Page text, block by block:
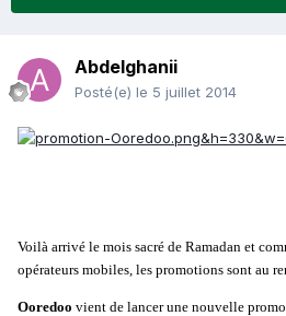
Abdelghanii
Posté(e) le 5 juillet 2014
Voilà arrivé le mois sacré de Ramadan et
opérateurs mobiles, les promotions sont au
Ooredoo vient de lancer une nouvelle